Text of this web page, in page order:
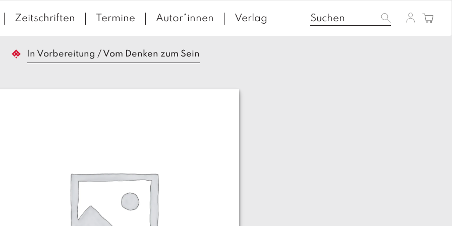
Zeitschriften Termine Autor*innen Verlag
In Vorbereitung / Vom Denken zum Sein